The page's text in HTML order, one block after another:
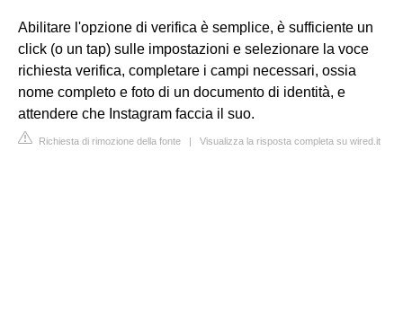
Abilitare l'opzione di verifica è semplice, è sufficiente un
click (o un tap) sulle impostazioni e selezionare la voce
richiesta verifica, completare i campi necessari, ossia
nome completo e foto di un documento di identità, e
attendere che Instagram faccia il suo.
Richiesta di rimozione della fonte | Visualizza la risposta completa su wired.it